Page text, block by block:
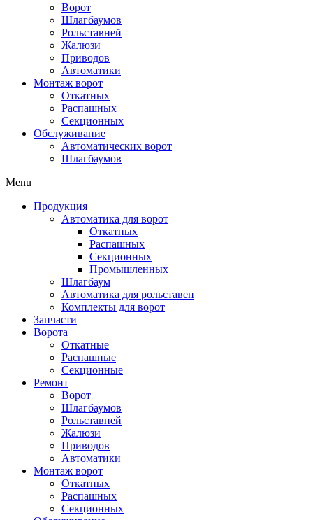
Ворот
Шлагбаумов
Рольставней
Жалюзи
Приводов
Автоматики
Монтаж ворот
Откатных
Распашных
Секционных
Обслуживание
Автоматических ворот
Шлагбаумов
Menu
Продукция
Автоматика для ворот
Откатных
Распашных
Секционных
Промышленных
Шлагбаум
Автоматика для рольставен
Комплекты для ворот
Запчасти
Ворота
Откатные
Распашные
Секционные
Ремонт
Ворот
Шлагбаумов
Рольставней
Жалюзи
Приводов
Автоматики
Монтаж ворот
Откатных
Распашных
Секционных